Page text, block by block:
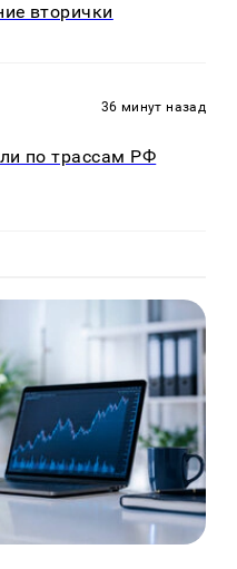
вторички
36 минут назад
по трассам РФ